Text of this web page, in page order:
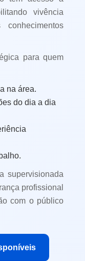
vivência
para quem
na área.
do dia a dia
supervisionada
profissional
com o público